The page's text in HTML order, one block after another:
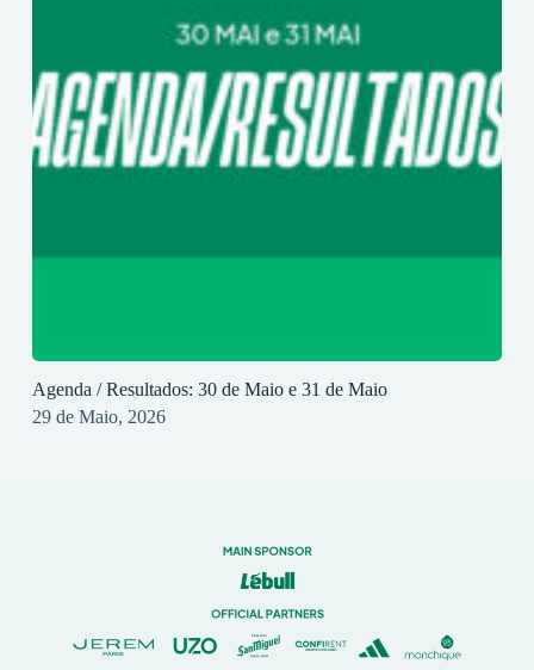
Agenda / Resultados: 30 de Maio e 31 de Maio
29 de Maio, 2026